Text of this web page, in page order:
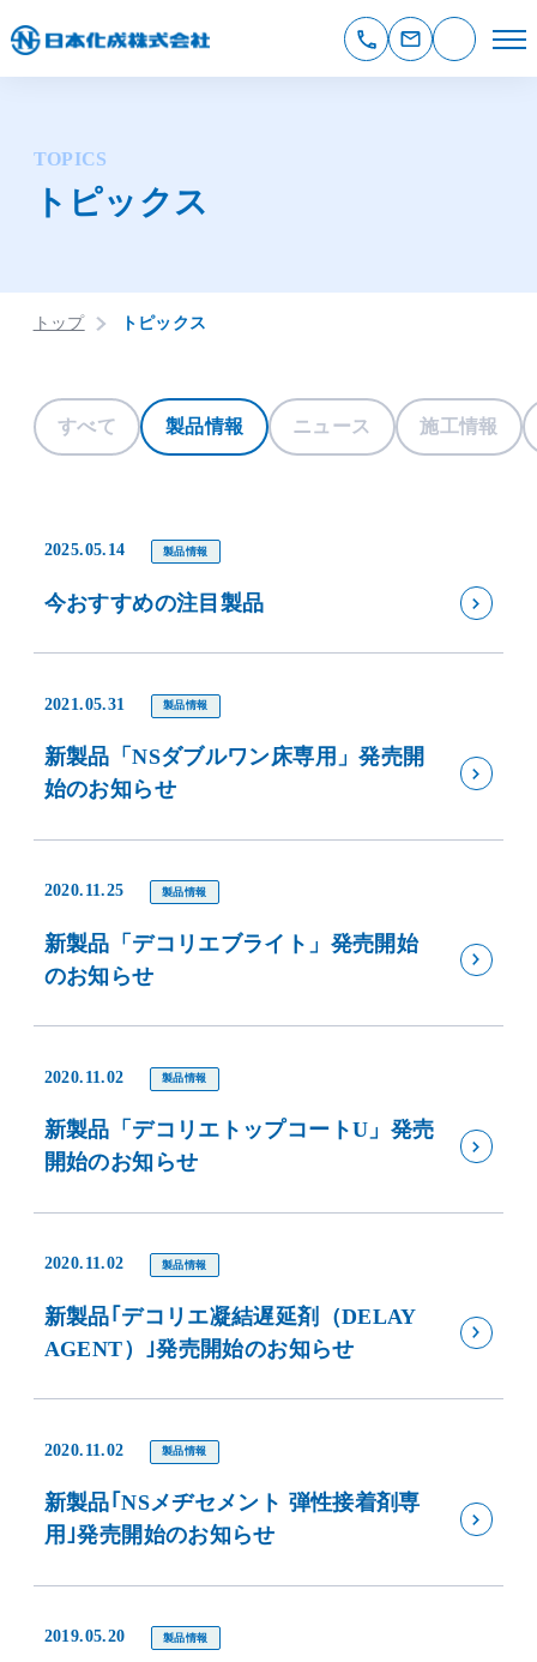
TOPICS
トピックス
トップ トピックス
すべて 製品情報 ニュース 施工情報
2025.05.14 製品情報
今おすすめの注目製品
2021.05.31 製品情報
新製品「NSダブルワン床専用」発売開
始のお知らせ
2020.11.25 製品情報
新製品「デコリエブライト」発売開始
のお知らせ
2020.11.02 製品情報
新製品「デコリエトップコートU」発売
開始のお知らせ
2020.11.02 製品情報
新製品｢デコリエ凝結遅延剤（DELAY
AGENT）｣発売開始のお知らせ
2020.11.02 製品情報
新製品｢NSメヂセメント 弾性接着剤専
用｣発売開始のお知らせ
2019.05.20 製品情報